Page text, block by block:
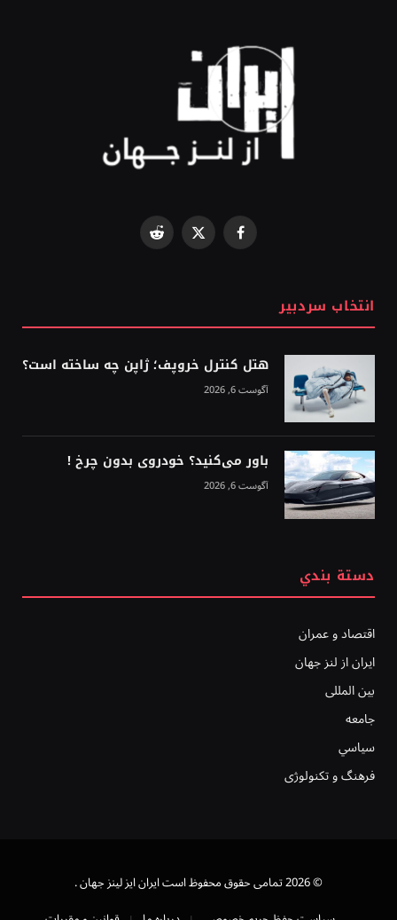
Facebook
X
Reddit
انتخاب سردبیر
هتل کنترل خروپف؛ ژاپن چه ساخته است؟
آگوست 6, 2026
باور می‌کنید؟ خودروی بدون چرخ !
آگوست 6, 2026
دستة بندي
اقتصاد و عمران
ایران از لنز جهان
بين المللى
جامعه
سياسي
فرهنگ و تکنولوژی
© 2026 تمامی حقوق محفوظ است ايران ايز لينز جهان .